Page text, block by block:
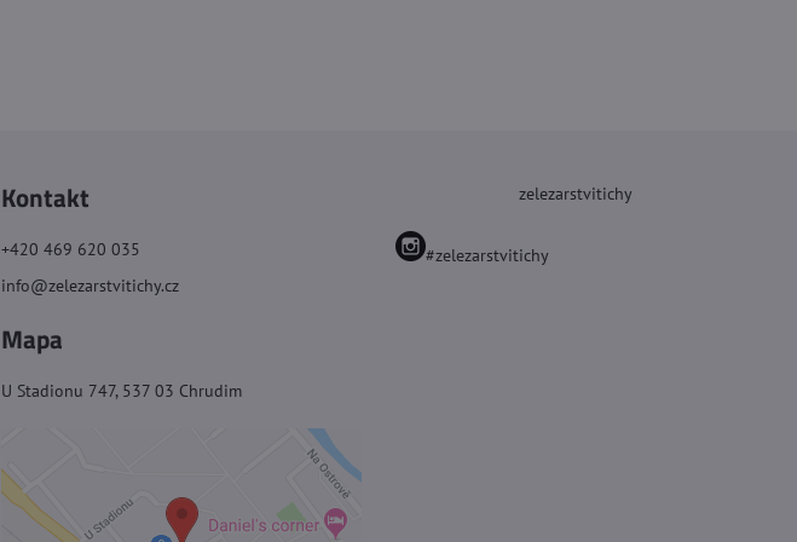
Kontakt
+420 469 620 035
info@zelezarstvitichy.cz
Mapa
U Stadionu 747, 537 03 Chrudim
zelezarstvitichy
#zelezarstvitichy